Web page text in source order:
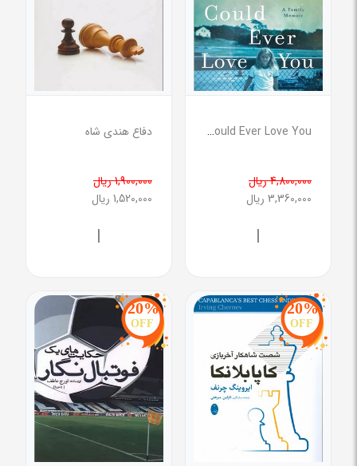
Who Could Ever Love You ( چه کسی می‌تواند شما را دوست داشته باشد )
4,800,000 ریال
3,360,000 ریال
|
دفاع هندی شاه
1,900,000 ریال
1,520,000 ریال
|
20%
OFF
20%
OFF